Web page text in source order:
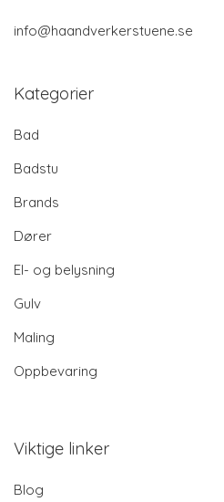
info@haandverkerstuene.se
Kategorier
Bad
Badstu
Brands
Dører
El- og belysning
Gulv
Maling
Oppbevaring
Viktige linker
Blog